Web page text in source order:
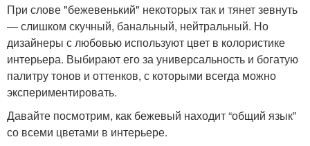
При слове "бежевенький" некоторых так и тянет зевнуть
— слишком скучный, банальный, нейтральный. Но
дизайнеры с любовью используют цвет в колористике
интерьера. Выбирают его за универсальность и богатую
палитру тонов и оттенков, с которыми всегда можно
экспериментировать.
Давайте посмотрим, как бежевый находит “общий язык”
со всеми цветами в интерьере.